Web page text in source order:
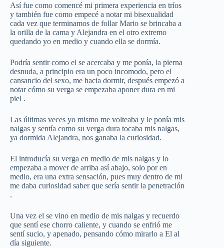
Así fue como comencé mi primera experiencia en tríos
y también fue como empecé a notar mi bisexualidad
cada vez que terminamos de follar Mario se brincaba a
la orilla de la cama y Alejandra en el otro extremo
quedando yo en medio y cuando ella se dormía.
Podría sentir como el se acercaba y me ponía, la pierna
desnuda, a principio era un poco incomodo, pero el
cansancio del sexo, me hacia dormir, después empezó a
notar cómo su verga se empezaba aponer dura en mi
piel .
Las últimas veces yo mismo me volteaba y le ponía mis
nalgas y sentía como su verga dura tocaba mis nalgas,
ya dormida Alejandra, nos ganaba la curiosidad.
El introducía su verga en medio de mis nalgas y lo
empezaba a mover de arriba así abajo, solo por en
medio, era una extra sensación, pues muy dentro de mi
me daba curiosidad saber que sería sentir la penetración
.
Una vez el se vino en medio de mis nalgas y recuerdo
que sentí ese chorro caliente, y cuando se enfrió me
sentí sucio, y apenado, pensando cómo mirarlo a El al
día siguiente.